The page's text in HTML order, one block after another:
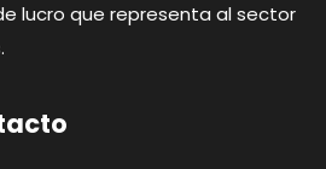
lucro que representa al sector